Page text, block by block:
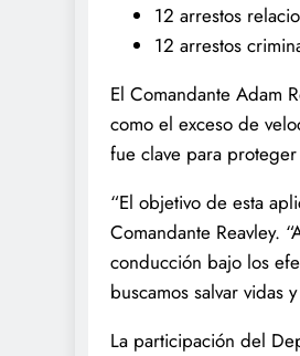
12 arrestos
12 arrestos
El Comandante Adam
como el exceso de
fue clave para
“El objetivo de esta
Comandante Reavley.
conducción bajo los
buscamos salvar vidas
La participación del